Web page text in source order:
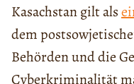
Kasachstan gilt als
dem
Behörden und die
Cyberkriminalität